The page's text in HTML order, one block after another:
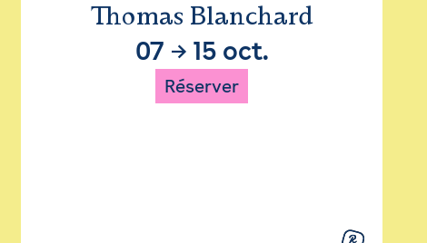
Thomas Blanchard
07 → 15 oct.
Réserver